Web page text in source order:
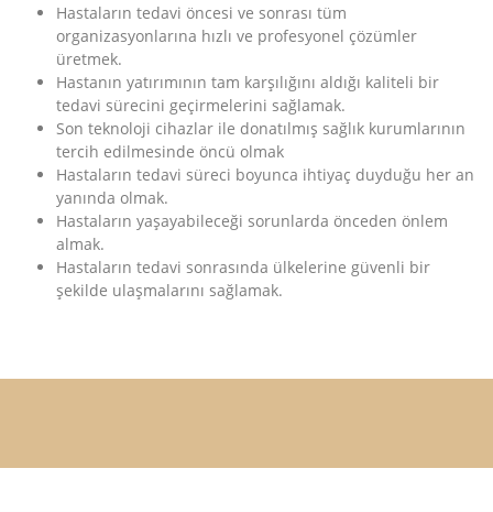
Hastaların tedavi öncesi ve sonrası tüm
organizasyonlarına hızlı ve profesyonel çözümler
üretmek.
Hastanın yatırımının tam karşılığını aldığı kaliteli bir
tedavi sürecini geçirmelerini sağlamak.
Son teknoloji cihazlar ile donatılmış sağlık kurumlarının
tercih edilmesinde öncü olmak
Hastaların tedavi süreci boyunca ihtiyaç duyduğu her an
yanında olmak.
Hastaların yaşayabileceği sorunlarda önceden önlem
almak.
Hastaların tedavi sonrasında ülkelerine güvenli bir
şekilde ulaşmalarını sağlamak.